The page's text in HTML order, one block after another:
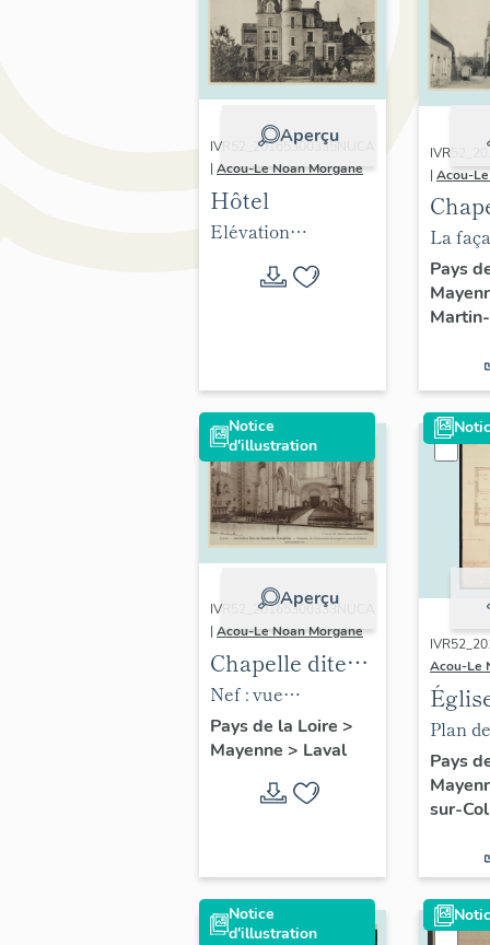
Aperçu
IVR52_20165300335NUCA
| Acou-Le Noan Morgane
Hôtel
Elévation
postérieure, sur le
jardin.
| Acou-
-
de-
La
Pays
Notice
d'illustration
Aperçu
IVR52_20165300333NUCA
| Acou-Le Noan Morgane
Chapelle dite
grande
chapelle,
Institution de
l'Immaculée
Conception,
Nef : vue
d'ensemble vers le
sud.
Pays de la Loire >
Mayenne > Laval
Acou-Le
Plan
Pays
sur-
Notice
d'illustration